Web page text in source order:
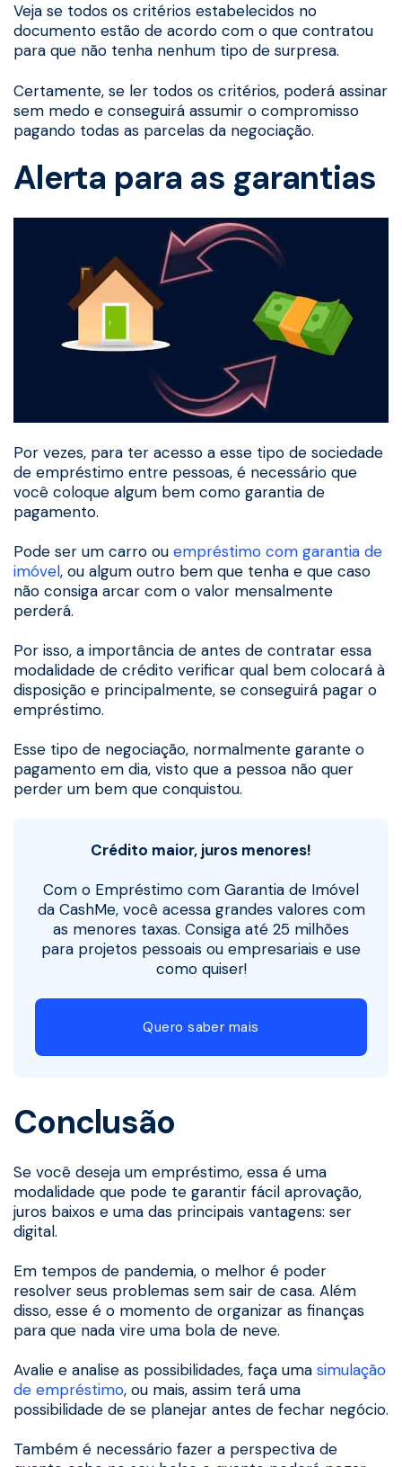
Veja se todos os critérios estabelecidos no
documento estão de acordo com o que contratou
para que não tenha nenhum tipo de surpresa.
Certamente, se ler todos os critérios, poderá assinar
sem medo e conseguirá assumir o compromisso
pagando todas as parcelas da negociação.
Alerta para as garantias
Por vezes, para ter acesso a esse tipo de sociedade
de empréstimo entre pessoas, é necessário que
você coloque algum bem como garantia de
pagamento.
Pode ser um carro ou empréstimo com garantia de
imóvel, ou algum outro bem que tenha e que caso
não consiga arcar com o valor mensalmente
perderá.
Por isso, a importância de antes de contratar essa
modalidade de crédito verificar qual bem colocará à
disposição e principalmente, se conseguirá pagar o
empréstimo.
Esse tipo de negociação, normalmente garante o
pagamento em dia, visto que a pessoa não quer
perder um bem que conquistou.
Crédito maior, juros menores!
Com o Empréstimo com Garantia de Imóvel
da CashMe, você acessa grandes valores com
as menores taxas. Consiga até 25 milhões
para projetos pessoais ou empresariais e use
como quiser!
Quero saber mais
Conclusão
Se você deseja um empréstimo, essa é uma
modalidade que pode te garantir fácil aprovação,
juros baixos e uma das principais vantagens: ser
digital.
Em tempos de pandemia, o melhor é poder
resolver seus problemas sem sair de casa. Além
disso, esse é o momento de organizar as finanças
para que nada vire uma bola de neve.
Avalie e analise as possibilidades, faça uma simulação
de empréstimo, ou mais, assim terá uma
possibilidade de se planejar antes de fechar negócio.
Também é necessário fazer a perspectiva de